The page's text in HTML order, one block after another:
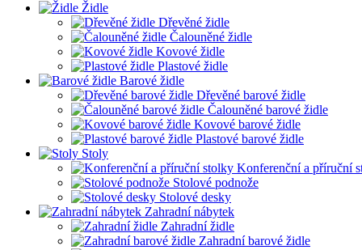
Židle
Dřevěné židle
Čalouněné židle
Kovové židle
Plastové židle
Barové židle
Dřevěné barové židle
Čalouněné barové židle
Kovové barové židle
Plastové barové židle
Stoly
Konferenční a příruční
Stolové podnože
Stolové desky
Zahradní nábytek
Zahradní židle
Zahradní barové židle